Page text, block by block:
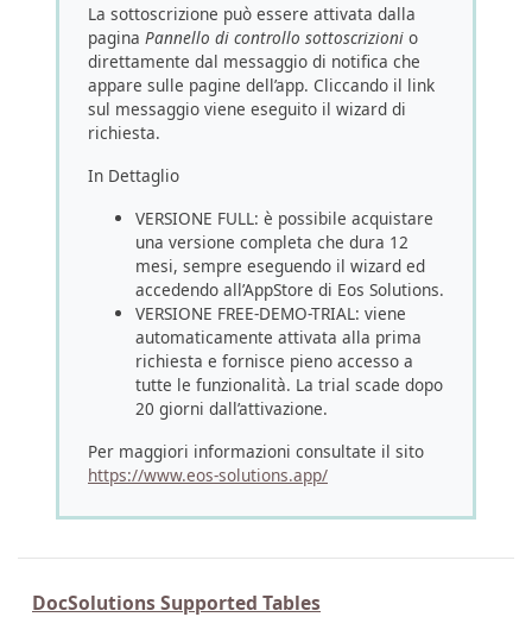
La sottoscrizione può essere attivata dalla
pagina Pannello di controllo sottoscrizioni o
direttamente dal messaggio di notifica che
appare sulle pagine dell’app. Cliccando il link
sul messaggio viene eseguito il wizard di
richiesta.
In Dettaglio
VERSIONE FULL: è possibile acquistare
una versione completa che dura 12
mesi, sempre eseguendo il wizard ed
accedendo all’AppStore di Eos Solutions.
VERSIONE FREE-DEMO-TRIAL: viene
automaticamente attivata alla prima
richiesta e fornisce pieno accesso a
tutte le funzionalità. La trial scade dopo
20 giorni dall’attivazione.
Per maggiori informazioni consultate il sito
https://www.eos-solutions.app/
DocSolutions Supported Tables